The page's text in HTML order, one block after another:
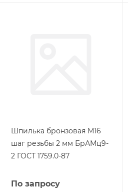
Шпилька бронзовая М16
шаг резьбы 2 мм БрАМц9-
2 ГОСТ 1759.0-87
По запросу